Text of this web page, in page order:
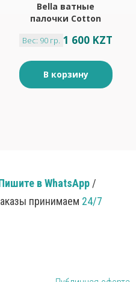
Bella ватные
палочки Cotton
Вес: 90 гр. 1 600 KZT
В корзину
в WhatsApp /
принимаем 24/7